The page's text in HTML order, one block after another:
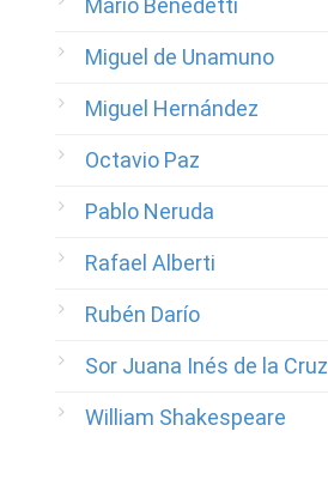
Mario Benedetti
Miguel de Unamuno
Miguel Hernández
Octavio Paz
Pablo Neruda
Rafael Alberti
Rubén Darío
Sor Juana Inés de la Cruz
William Shakespeare